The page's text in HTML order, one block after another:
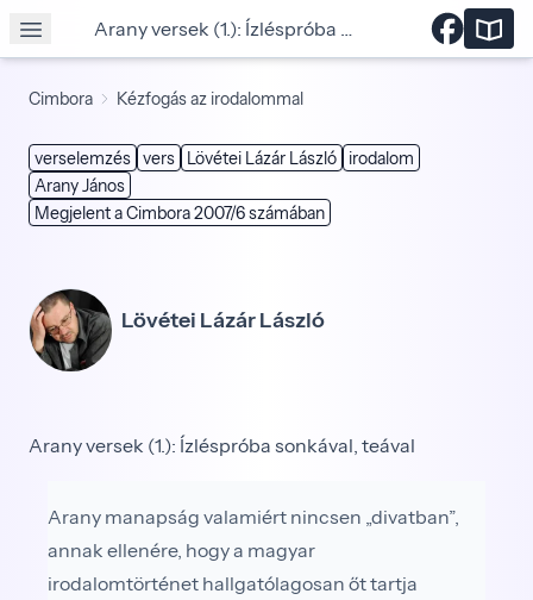
Arany versek (1.): Ízléspróba sonkával, teával
Cimbora Kézfogás az irodalommal
verselemzés vers Lövétei Lázár László
irodalom
Arany János
Megjelent a Cimbora 2007/6 számában
Lövétei Lázár László
Arany versek (1.): Ízléspróba sonkával, teával
Arany manapság valamiért nincsen „divatban”,
annak ellenére, hogy a magyar
irodalomtörténet hallgatólagosan őt tartja